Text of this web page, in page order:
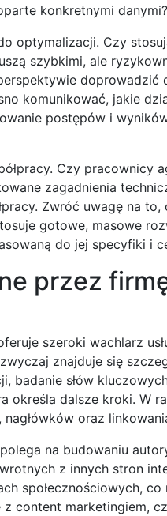
konkretnymi danymi?
optymalizacji. Czy
szybkimi, ale
doprowadzić
komunikować, jakie
postępów i
Czy pracownicy
zagadnienia
Zwróć uwagę na
gotowe, masowe
do jej specyfiki i
przez
szeroki wachlarz
znajduje się
badanie słów
dalsze kroki. W
oraz
na budowaniu
z innych stron
społecznościowych,
content marketingiem,